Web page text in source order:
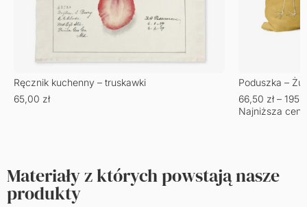
Ręcznik kuchenny – truskawki
65,00 zł
Poduszka –
66,50 zł –
Najniższa
Materiały z których powstają nasze
produkty